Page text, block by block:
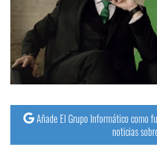
Operadores
Trucos
y
Tutoriales
Añade El Grupo Informático como
noticias